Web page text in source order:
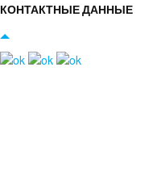
КОНТАКТНЫЕ ДАННЫЕ